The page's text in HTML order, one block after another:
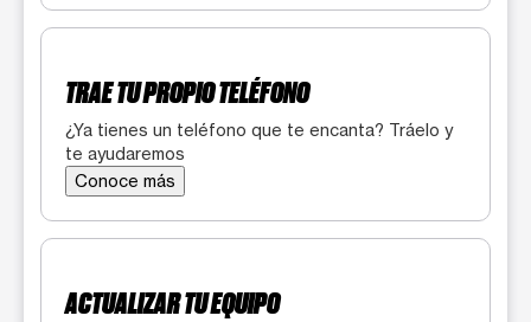
TRAE TU PROPIO TELÉFONO
¿Ya tienes un teléfono que te encanta? Tráelo y
te ayudaremos
Conoce más
ACTUALIZAR TU EQUIPO